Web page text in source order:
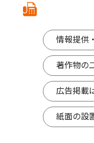
情報提供
著作物の
広告掲載
紙面の設